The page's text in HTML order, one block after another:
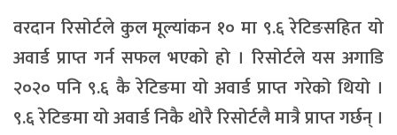
वरदान रिसोर्टले कुल मूल्यांकन १० मा ९.६ रेटिङसहित यो
अवार्ड प्राप्त गर्न सफल भएको हो । रिसोर्टले यस अगाडि
२०२० पनि ९.६ कै रेटिङमा यो अवार्ड प्राप्त गरेको थियो ।
९.६ रेटिङमा यो अवार्ड निकै थोरै रिसोर्टलै मात्रै प्राप्त गर्छन् ।